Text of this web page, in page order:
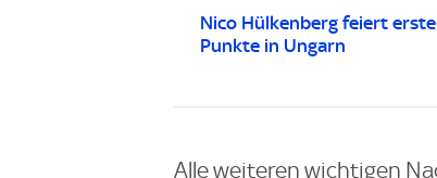
Nico Hülkenberg feiert
Punkte in Ungarn
Alle weiteren wichtigen